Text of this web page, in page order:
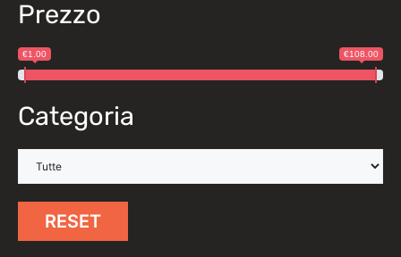
Prezzo
€1.00 €108.00
Categoria
RESET